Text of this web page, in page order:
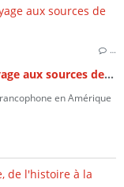
…
L'Énigme derrière "Je me souviens" : Voyage aux sources de l'identité du Québec
en Amérique